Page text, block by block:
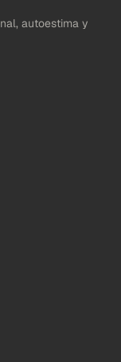
autoestima y